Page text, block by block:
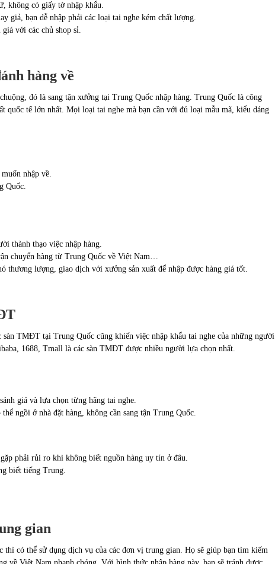
không có giấy tờ nhập khẩu.
giả, bạn dễ nhập phải các loại tai nghe kém chất lượng.
với các chủ shop sỉ.
hàng về
đó là sang tận xưởng tại Trung Quốc nhập hàng. Trung Quốc là công
quốc tế lớn nhất. Mọi loại tai nghe mà bạn cần với đủ loại mẫu mã, kiểu dáng
nhập về.
Quốc.
thành thạo việc nhập hàng.
chuyển hàng từ Trung Quốc về Việt Nam…
thương lượng, giao dịch với xưởng sản xuất để nhập được hàng giá tốt.
TMĐT tại Trung Quốc cũng khiến việc nhập khẩu tai nghe của những người
1688, Tmall là các sàn TMĐT được nhiều người lựa chọn nhất.
giá và lựa chọn từng hãng tai nghe.
ngồi ở nhà đặt hàng, không cần sang tận Trung Quốc.
phải rủi ro khi không biết nguồn hàng uy tín ở đâu.
biết tiếng Trung.
gian
thì có thể sử dụng dịch vụ của các đơn vị trung gian. Họ sẽ giúp bạn tìm kiếm